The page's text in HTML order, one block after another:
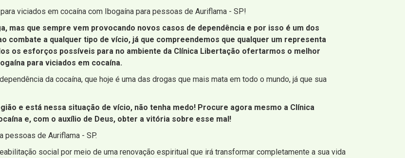
viciados em cocaína com Ibogaína para pessoas de Auriflama - SP!
mas que sempre vem provocando novos casos de dependência e por isso é um dos
combate a qualquer tipo de vício, já que compreendemos que qualquer um representa
os esforços possíveis para no ambiente da Clínica Libertação ofertarmos o melhor
para viciados em cocaína.
da cocaína, que hoje é uma das drogas que mais mata em todo o mundo, já que sua
e está nessa situação de vício, não tenha medo! Procure agora mesmo a Clínica
e, com o auxílio de Deus, obter a vitória sobre esse mal!
pessoas de Auriflama - SP.
social por meio de uma renovação espiritual que irá transformar completamente a sua vida